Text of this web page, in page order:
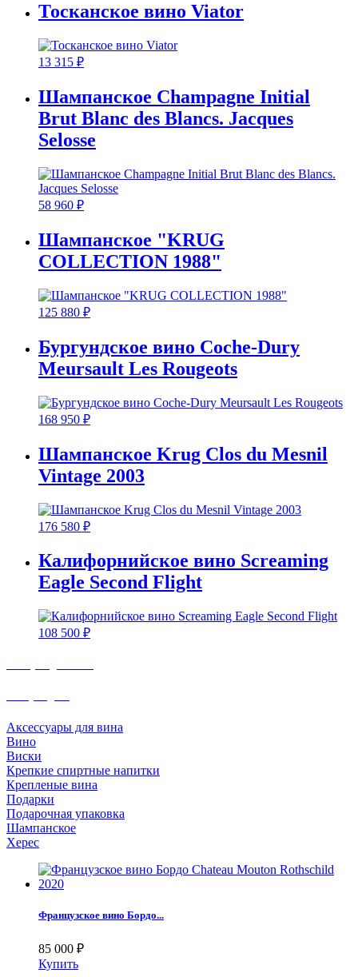
Тосканское вино Viator
13 315 ₽
Шампанское Champagne Initial
Brut Blanc des Blancs. Jacques
Selosse
58 960 ₽
Шампанское "KRUG
COLLECTION 1988"
125 880 ₽
Бургундское вино Coche-Dury
Meursault Les Rougeots
168 950 ₽
Шампанское Krug Clos du Mesnil
Vintage 2003
176 580 ₽
Калифорнийское вино Screaming
Eagle Second Flight
108 500 ₽
Аксессуары для вина
Вино
Виски
Крепкие спиртные напитки
Крепленые вина
Подарки
Подарочная упаковка
Шампанское
Херес
Французское вино Бордо...
85 000 ₽
Купить